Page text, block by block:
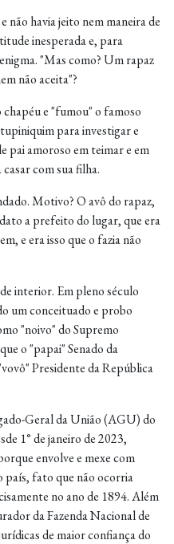
não havia jeito nem maneira de
inesperada e, para
"Mas como? Um rapaz
não aceita"?
e "fumou" o famoso
para investigar e
pai amoroso em teimar e em
com sua filha.
Motivo? O avô do rapaz,
a prefeito do lugar, que era
e era isso que o fazia não
interior. Em pleno século
um conceituado e probo
"noivo" do Supremo
o "papai" Senado da
Presidente da República
Geral da União (AGU) do
1° de janeiro de 2023,
envolve e mexe com
país, fato que não ocorria
no ano de 1894. Além
da Fazenda Nacional de
de maior confiança do